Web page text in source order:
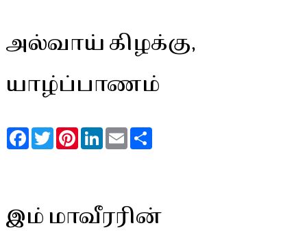
அல்வாய் கிழக்கு,
யாழ்ப்பாணம்
FacebookTwitterPinterestLinkedInEmail
இம் மாவீரரின்